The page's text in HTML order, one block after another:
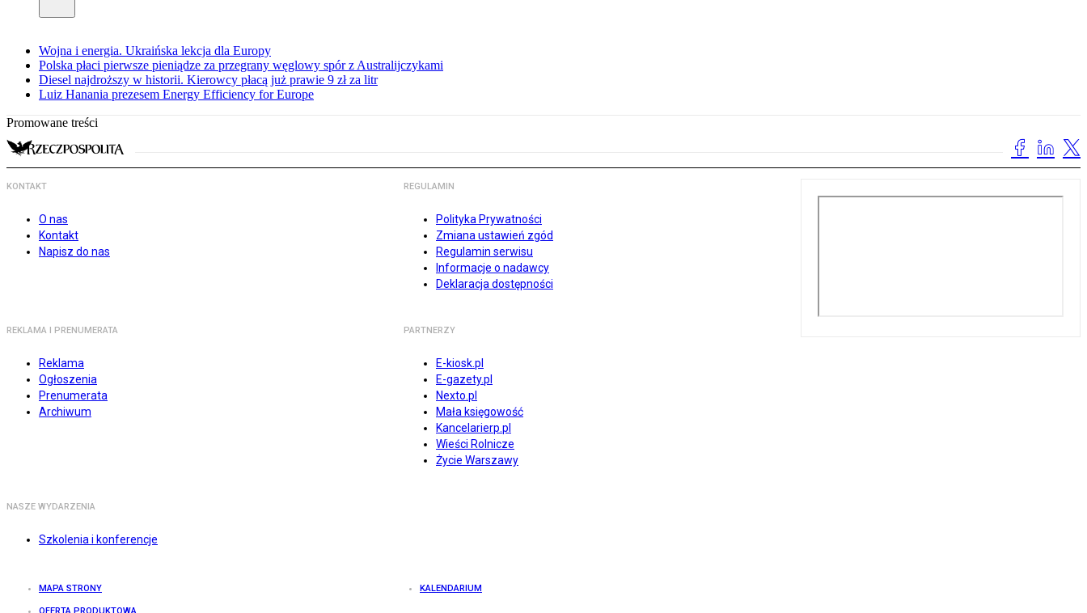
Wojna i energia. Ukraińska lekcja dla Europy
Polska płaci pierwsze pieniądze za przegrany węglowy spór z Australijczykami
Diesel najdroższy w historii. Kierowcy płacą już prawie 9 zł za litr
Luiz Hanania prezesem Energy Efficiency for Europe
Promowane treści
KONTAKT
O nas
Kontakt
Napisz do nas
REGULAMIN
Polityka Prywatności
Zmiana ustawień zgód
Regulamin serwisu
Informacje o nadawcy
Deklaracja dostępności
REKLAMA I PRENUMERATA
Reklama
Ogłoszenia
Prenumerata
Archiwum
PARTNERZY
E-kiosk.pl
E-gazety.pl
Nexto.pl
Mała księgowość
Kancelarierp.pl
Wieści Rolnicze
Życie Warszawy
NASZE WYDARZENIA
Szkolenia i konferencje
MAPA STRONY KALENDARIUM